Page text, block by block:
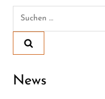
t
r
g
Suchen
News